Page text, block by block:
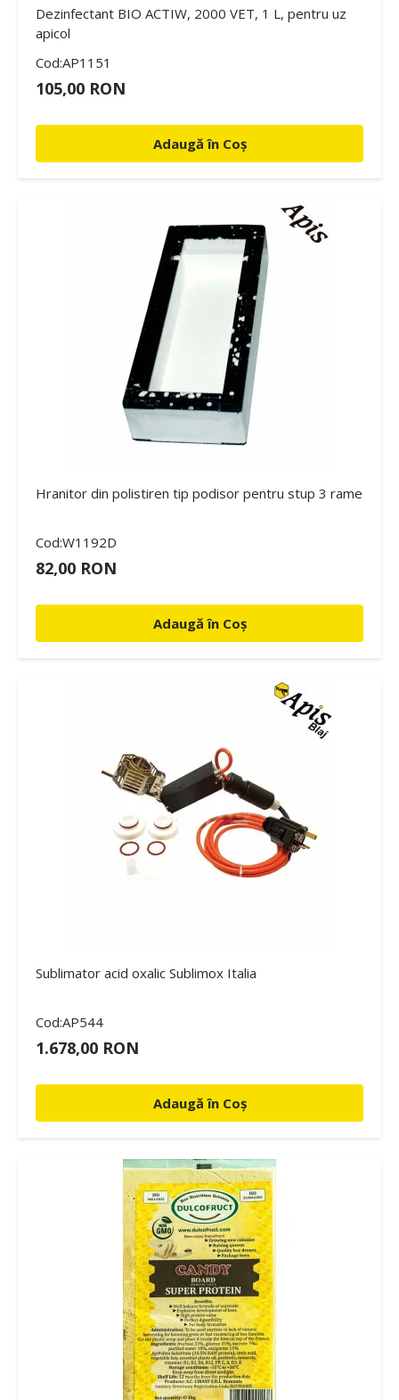
Dezinfectant BIO ACTIW, 2000 VET, 1 L, pentru uz
apicol
Cod:AP1151
105,00 RON
Adaugă în Coș
Hranitor din polistiren tip podisor pentru stup 3 rame
Cod:W1192D
82,00 RON
Adaugă în Coș
Sublimator acid oxalic Sublimox Italia
Cod:AP544
1.678,00 RON
Adaugă în Coș